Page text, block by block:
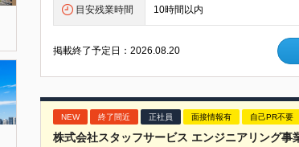
目安残業時間 10時間以内
掲載終了予定日：2026.08.20
NEW 終了間近 正社員 面接情報有 自己PR不要
株式会社スタッフサービス エンジニアリング事